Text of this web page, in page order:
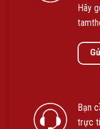
Hãy
Bạn
trực